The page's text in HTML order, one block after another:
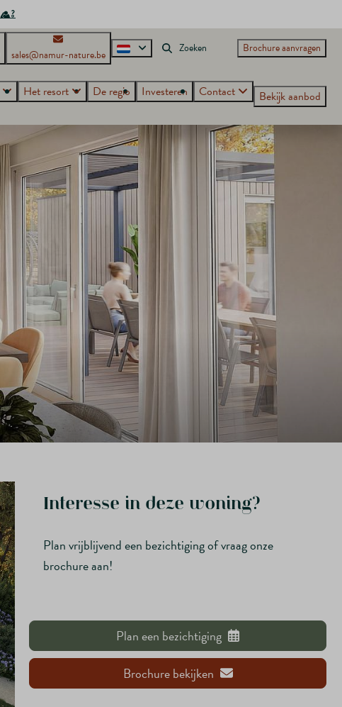
sales@namur-nature.be Brochure aanvragen
Het resort De regio Investeren Contact Bekijk aanbod
Interesse in deze woning?
Plan vrijblijvend een bezichtiging of vraag onze
brochure aan!
Plan een bezichtiging
Brochure bekijken